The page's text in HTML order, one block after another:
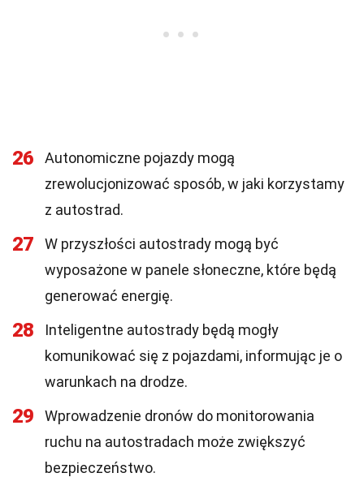
26
Autonomiczne pojazdy mogą
zrewolucjonizować sposób, w jaki korzystamy
z autostrad.
27
W przyszłości autostrady mogą być
wyposażone w panele słoneczne, które będą
generować energię.
28
Inteligentne autostrady będą mogły
komunikować się z pojazdami, informując je o
warunkach na drodze.
29
Wprowadzenie dronów do monitorowania
ruchu na autostradach może zwiększyć
bezpieczeństwo.